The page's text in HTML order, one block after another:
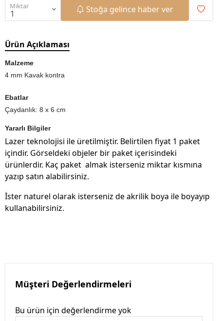
Miktar Stoğa gelince haber ver
Ürün Açıklaması
Malzeme
4 mm Kavak kontra
Ebatlar
Çaydanlık: 8 x 6 cm
Yararlı Bilgiler
Lazer teknolojisi ile üretilmiştir. Belirtilen fiyat 1 paket
içindir. Görseldeki objeler bir paket içerisindeki
ürünlerdir. Kaç paket almak isterseniz miktar kısmına
yazıp satın alabilirsiniz.
İster naturel olarak isterseniz de akrilik boya ile boyayıp
kullanabilirsiniz.
Müşteri Değerlendirmeleri
Bu ürün için değerlendirme yok